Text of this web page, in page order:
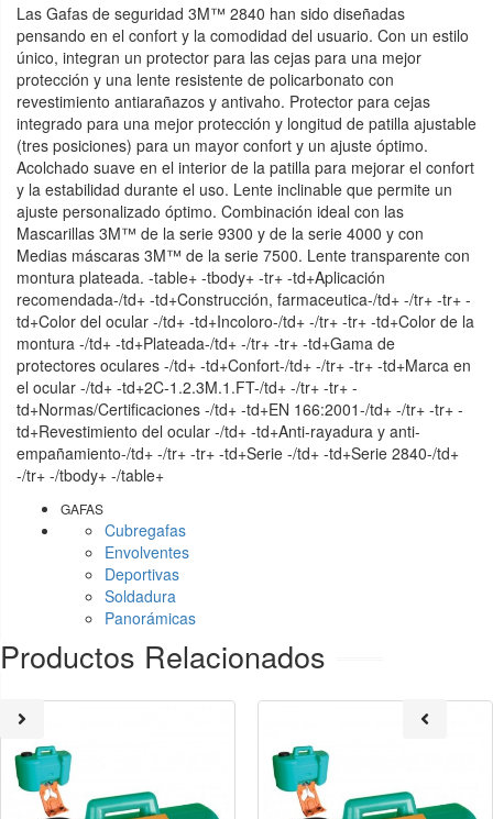
Las Gafas de seguridad 3M™ 2840 han sido diseñadas
pensando en el confort y la comodidad del usuario. Con un estilo
único, integran un protector para las cejas para una mejor
protección y una lente resistente de policarbonato con
revestimiento antiarañazos y antivaho. Protector para cejas
integrado para una mejor protección y longitud de patilla ajustable
(tres posiciones) para un mayor confort y un ajuste óptimo.
Acolchado suave en el interior de la patilla para mejorar el confort
y la estabilidad durante el uso. Lente inclinable que permite un
ajuste personalizado óptimo. Combinación ideal con las
Mascarillas 3M™ de la serie 9300 y de la serie 4000 y con
Medias máscaras 3M™ de la serie 7500. Lente transparente con
montura plateada. -table+ -tbody+ -tr+ -td+Aplicación
recomendada-/td+ -td+Construcción, farmaceutica-/td+ -/tr+ -tr+ -
td+Color del ocular -/td+ -td+Incoloro-/td+ -/tr+ -tr+ -td+Color de la
montura -/td+ -td+Plateada-/td+ -/tr+ -tr+ -td+Gama de
protectores oculares -/td+ -td+Confort-/td+ -/tr+ -tr+ -td+Marca en
el ocular -/td+ -td+2C-1.2.3M.1.FT-/td+ -/tr+ -tr+ -
td+Normas/Certificaciones -/td+ -td+EN 166:2001-/td+ -/tr+ -tr+ -
td+Revestimiento del ocular -/td+ -td+Anti-rayadura y anti-
empañamiento-/td+ -/tr+ -tr+ -td+Serie -/td+ -td+Serie 2840-/td+
-/tr+ -/tbody+ -/table+
GAFAS
Cubregafas
Envolventes
Deportivas
Soldadura
Panorámicas
Productos Relacionados